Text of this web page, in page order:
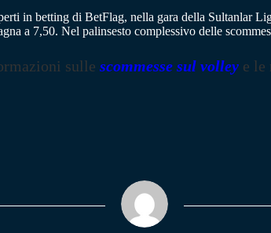
in betting di BetFlag, nella gara della Sultanlar
a 7,50. Nel palinsesto complessivo delle
sulle scommesse sul volley e le